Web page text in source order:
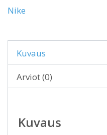
Nike
Kuvaus
Arviot (0)
Kuvaus